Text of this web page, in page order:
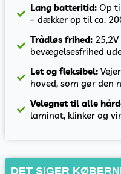
Lang batteritid: Op
– dækker op til ca.
Trådløs frihed:
bevægelsesfrihed
Let og fleksibel:
hoved, som gør den
Velegnet til alle
laminat, klinker og
DET SIGER